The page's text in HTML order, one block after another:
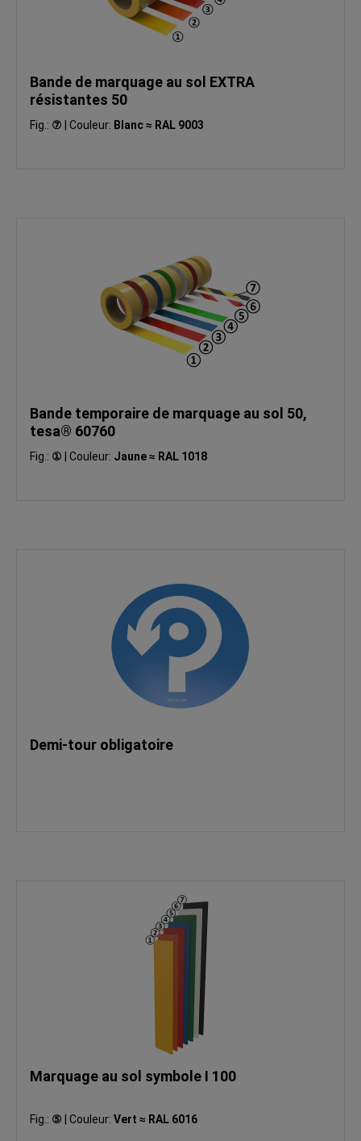
Bande de marquage au sol EXTRA
résistantes 50
Fig.: ⑦ Couleur: Blanc ≈ RAL 9003
Bande temporaire de marquage au sol 50,
tesa® 60760
Fig.: ① Couleur: Jaune ≈ RAL 1018
Demi-tour obligatoire
Marquage au sol symbole I 100
Fig.: ⑤ Couleur: Vert ≈ RAL 6016